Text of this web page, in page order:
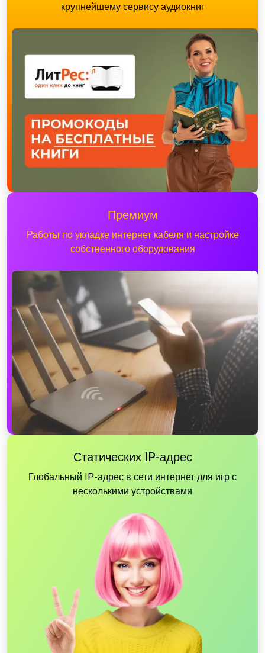
крупнейшему сервису аудиокниг
Премиум
Работы по укладке интернет кабеля и настройке
собственного оборудования
Статических IP-адрес
Глобальный IP-адрес в сети интернет для игр с
несколькими устройствами